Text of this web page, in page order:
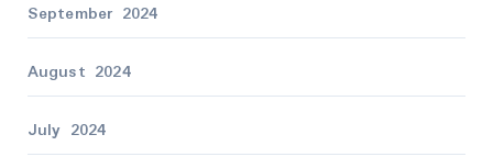
September 2024
August 2024
July 2024